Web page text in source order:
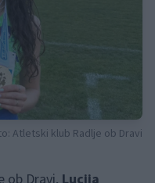
Atletski klub Radlje ob Dravi